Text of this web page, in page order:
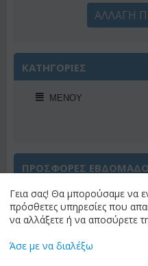
ΑΛΛΑΓΗ
ΚΑΤΗΓΟΡΙΕΣ
ΜΕΝΟΎ
ΠΡΟΣΦΟΡΕΣ
Γεια σας! Θα μπορούσαμε να
πρόσθετες υπηρεσίες που
να αλλάξετε ή να αποσύρετε
Άσε με να διαλέξω